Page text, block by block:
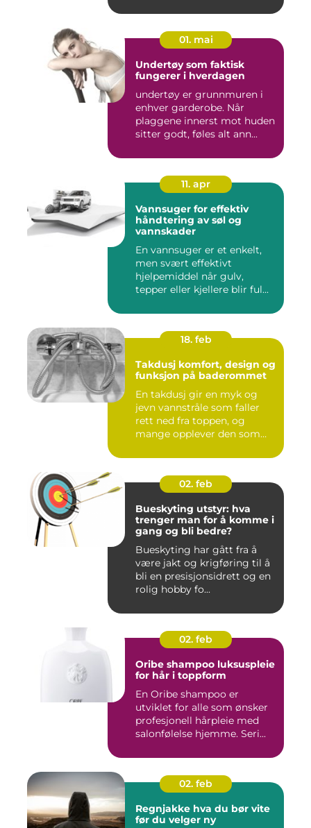
01. mai
Undertøy som faktisk
fungerer i hverdagen
undertøy er grunnmuren i
enhver garderobe. Når
plaggene innerst mot huden
sitter godt, føles alt ann...
11. apr
Vannsuger for effektiv
håndtering av søl og
vannskader
En vannsuger er et enkelt,
men svært effektivt
hjelpemiddel når gulv,
tepper eller kjellere blir ful...
18. feb
Takdusj komfort, design og
funksjon på baderommet
En takdusj gir en myk og
jevn vannstråle som faller
rett ned fra toppen, og
mange opplever den som
02. feb
Bueskyting utstyr: hva
trenger man for å komme i
gang og bli bedre?
Bueskyting har gått fra å
være jakt og krigføring til å
bli en presisjonsidrett og en
rolig hobby fo...
02. feb
Oribe shampoo luksuspleie
for hår i toppform
En Oribe shampoo er
utviklet for alle som ønsker
profesjonell hårpleie med
salonfølelse hjemme. Seri...
02. feb
Regnjakke hva du bør vite
før du velger ny